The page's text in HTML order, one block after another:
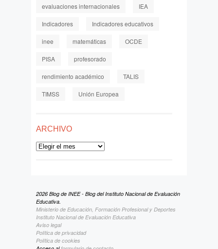
evaluaciones internacionales IEA
Indicadores Indicadores educativos
inee matemáticas OCDE
PISA profesorado
rendimiento académico TALIS
TIMSS Unión Europea
ARCHIVO
Archivo
2026 Blog de INEE - Blog del Instituto Nacional de Evaluación
Educativa.
Ministerio de Educación, Formación Profesional y Deportes
Instituto Nacional de Evaluación Educativa
Aviso legal
Política de privacidad
Política de cookies